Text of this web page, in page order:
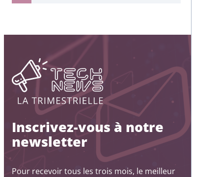
Inscrivez-vous à notre
newsletter
Pour recevoir tous les trois mois, le meilleur